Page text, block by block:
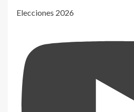
Elecciones 2026